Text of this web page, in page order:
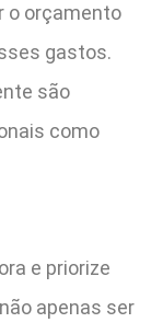
o orçamento
gastos.
são
como
e priorize
apenas ser